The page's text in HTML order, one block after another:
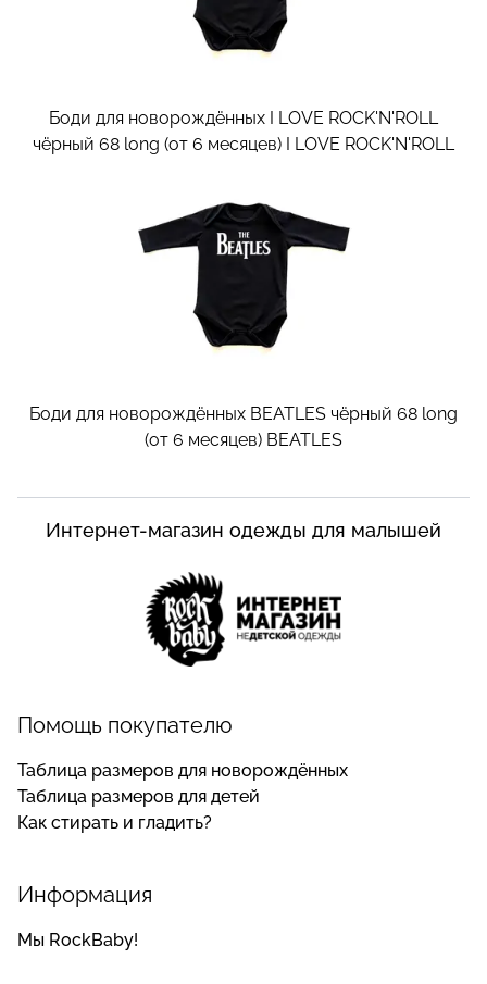
Боди для новорождённых I LOVE ROCK'N'ROLL
чёрный 68 long (от 6 месяцев) I LOVE ROCK'N'ROLL
Боди для новорождённых BEATLES чёрный 68 long
(от 6 месяцев) BEATLES
Интернет-магазин одежды для малышей
Помощь покупателю
Таблица размеров для новорождённых
Таблица размеров для детей
Как стирать и гладить?
Информация
Мы RockBaby!